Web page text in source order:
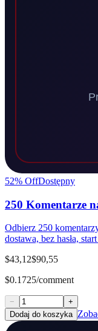
52% OffDostępny
250 Komentarze
Odbierz 250
dostawa, bez hasła,
$43,12$90,55
$0.1725/comment
−
+
Dodaj do koszyka